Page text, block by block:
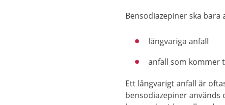
Bensodiazepiner ska bara
långvariga anfall
anfall som kommer
Ett långvarigt anfall är
bensodiazepiner används